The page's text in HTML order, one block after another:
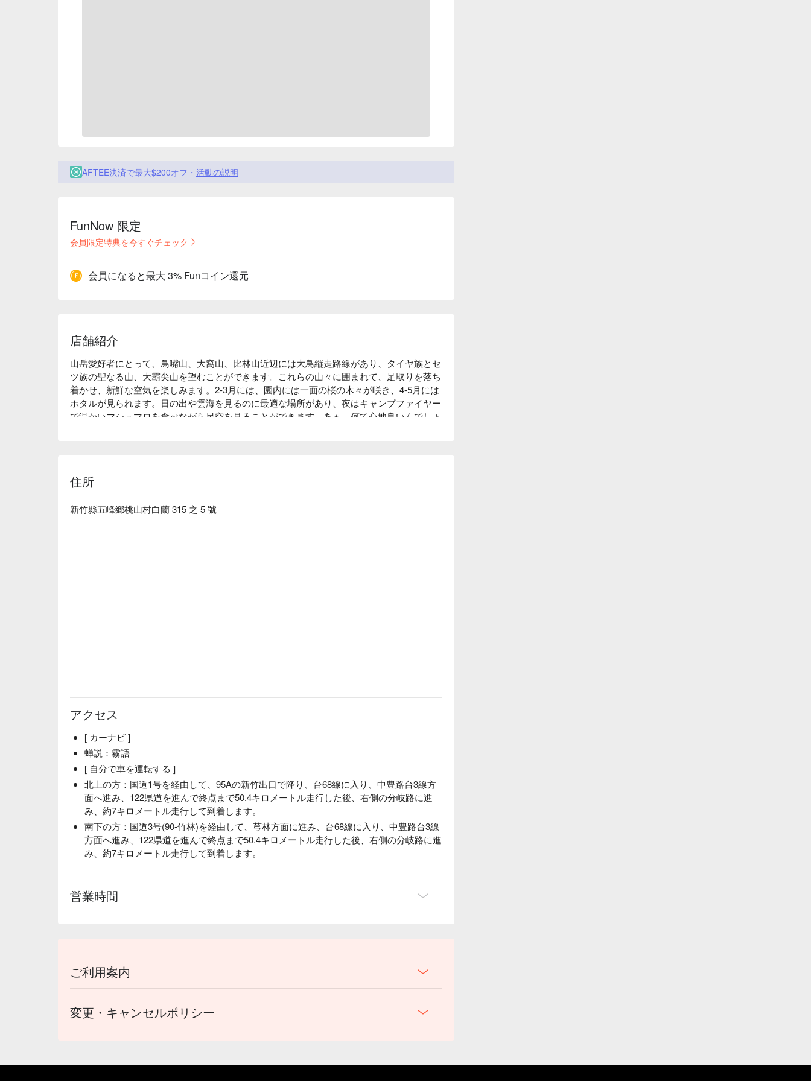
AFTEE決済で最大$200オフ・ 活動の説明
FunNow 限定
会員限定特典を今すぐチェック
会員になると最大 3% Funコイン還元
店舗紹介
山岳愛好者にとって、鳥嘴山、大窩山、比林山近辺には大鳥縦走路線があり、タイヤ族とセ
ツ族の聖なる山、大霸尖山を望むことができます。これらの山々に囲まれて、足取りを落ち
着かせ、新鮮な空気を楽しみます。2-3月には、園内には一面の桜の木々が咲き、4-5月には
ホタルが見られます。日の出や雲海を見るのに最適な場所があり、夜はキャンプファイヤー
で温かいマシュマロを食べながら星空を見ることができます。あぁ、何て心地良いんでしょ
住所
新竹縣五峰鄉桃山村白蘭 315 之 5 號
アクセス
[ カーナビ ]
蝉説：霧語
[ 自分で車を運転する ]
北上の方：国道1号を経由して、95Aの新竹出口で降り、台68線に入り、中豊路台3線方
面へ進み、122県道を進んで終点まで50.4キロメートル走行した後、右側の分岐路に進
み、約7キロメートル走行して到着します。
南下の方：国道3号(90-竹林)を経由して、芎林方面に進み、台68線に入り、中豊路台3線
方面へ進み、122県道を進んで終点まで50.4キロメートル走行した後、右側の分岐路に進
み、約7キロメートル走行して到着します。
営業時間
ご利用案内
変更・キャンセルポリシー